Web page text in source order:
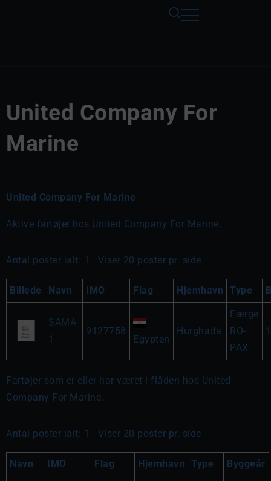
United Company For
Marine
United Company For Marine
Aktive fartøjer hos United Company For Marine.
Antal poster ialt: 1 . Viser 20 poster pr. side
Billede Navn IMO Flag Hjemhavn Type
SAMA-
1
9127758
Egypten
Hurghada
Færge
RO-
PAX
Fartøjer som er eller har været i flåden hos United
Company For Marine.
Antal poster ialt: 1 . Viser 20 poster pr. side
Navn IMO Flag Hjemhavn Type Byggeår